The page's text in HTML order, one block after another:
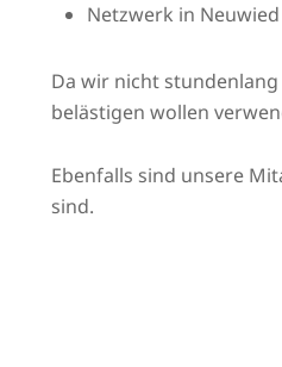
Netzwerk in
Da wir nicht
belästigen wollen
Ebenfalls sind unsere
sind.